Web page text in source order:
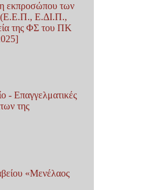
εκπροσώπου των
(Ε.Ε.Π., Ε.ΔΙ.Π.,
της ΦΣ του ΠΚ
- Επαγγελματικές
της
«Μενέλαος